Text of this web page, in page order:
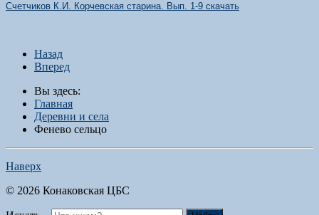
Счетчиков К.И. Корчевская старина. Вып. 1-9 скачать
Назад
Вперед
Вы здесь:
Главная
Деревни и села
Фенево сельцо
Наверх
© 2026 Конаковская ЦБС